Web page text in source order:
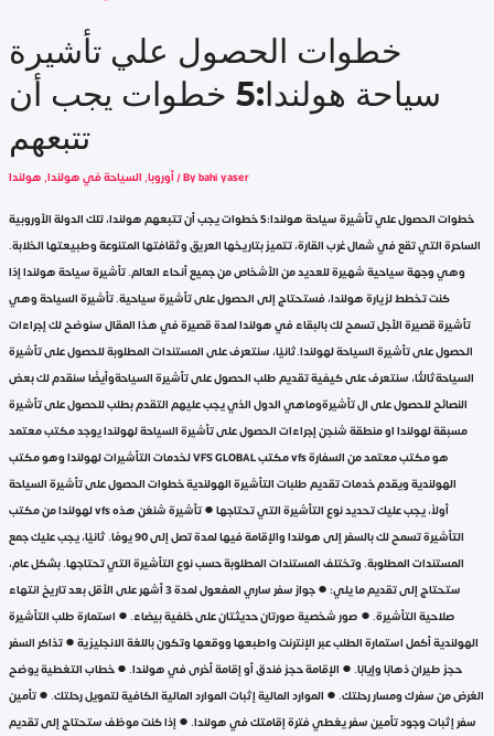
خطوات الحصول علي تأشيرة
سياحة هولندا:5 خطوات يجب أن
تتبعهم
أوروبا,السياحة في هولندا,هولندا / Bybahi yaser
خطوات الحصول علي تأشيرة سياحة هولندا:5 خطوات يجب أن تتبعهم هولندا، تلك الدولة الأوروبية
الساحرة التي تقع في شمال غرب القارة، تتميز بتاريخها العريق وثقافتها المتنوعة وطبيعتها الخلابة.
وهي وجهة سياحية شهيرة للعديد من الأشخاص من جميع أنحاء العالم. تأشيرة سياحة هولندا إذا
كنت تخطط لزيارة هولندا، فستحتاج إلى الحصول على تأشيرة سياحية. تأشيرة السياحة وهي
تأشيرة قصيرة الأجل تسمح لك بالبقاء في هولندا لمدة قصيرة في هذا المقال سنوضح لك إجراءات
الحصول على تأشيرة السياحة لهولندا.ثانيًا، سنتعرف على المستندات المطلوبة للحصول على تأشيرة
السياحةثالثًا، سنتعرف على كيفية تقديم طلب الحصول على تأشيرة السياحةوأيضًا سنقدم لك بعض
النصائح للحصول على ال تأشيرةوماهي الدول الذي يجب عليهم التقدم بطلب للحصول على تأشيرة
مسبقة لهولندا او منطقة شنجن إجراءات الحصول على تأشيرة السياحة لهولندا يوجد مكتب معتمد
لخدمات التأشيرات لهولندا وهو مكتب VFS GLOBAL مكتب vfs هو مكتب معتمد من السفارة
الهولندية ويقدم خدمات تقديم طلبات التأشيرة الهولندية خطوات الحصول على تأشيرة السياحة
لهولندا من مكتب vfs أولاً، يجب عليك تحديد نوع التأشيرة التي تحتاجها ● تأشيرة شنغن هذه
التأشيرة تسمح لك بالسفر إلى هولندا والإقامة فيها لمدة تصل إلى 90 يومًا. ثانيًا، يجب عليك جمع
المستندات المطلوبة. وتختلف المستندات المطلوبة حسب نوع التأشيرة التي تحتاجها. بشكل عام،
ستحتاج إلى تقديم ما يلي: ● جواز سفر ساري المفعول لمدة 3 أشهر على الأقل بعد تاريخ انتهاء
صلاحية التأشيرة. ● صور شخصية صورتان حديثتان على خلفية بيضاء. ● استمارة طلب التأشيرة
الهولندية أكمل استمارة الطلب عبر الإنترنت واطبعها ووقعها وتكون باللغة الانجليزية ● تذاكر السفر
حجز طيران ذهابًا وإيابًا. ● الإقامة حجز فندق أو إقامة أخرى في هولندا. ● خطاب التغطية يوضح
الغرض من سفرك ومسار رحلتك. ● الموارد المالية إثبات الموارد المالية الكافية لتمويل رحلتك. ● تأمين
سفر إثبات وجود تأمين سفر يغطي فترة إقامتك في هولندا. ● إذا كنت موظف ستحتاج إلى تقديم